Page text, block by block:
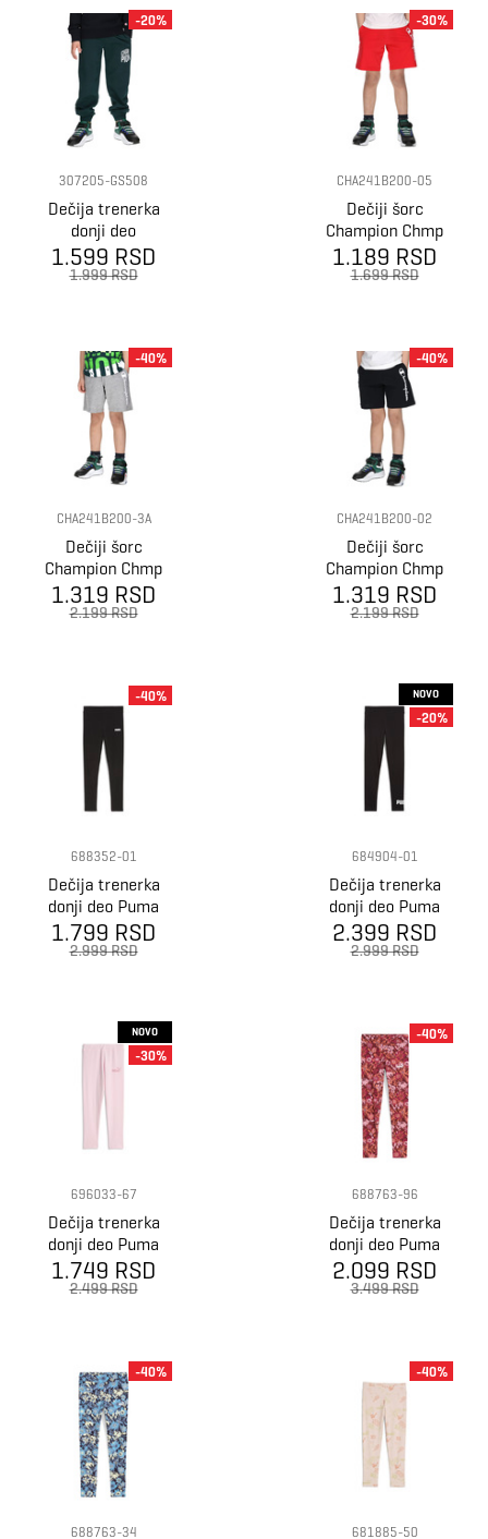
307205-GS508
Dečija trenerka
donji deo
Champion Surf
boy cuffed
1.599 RSD
1.999 RSD
-20%
CHA241B200-05
Dečiji šorc
Champion Chmp
shorts
1.189 RSD
1.699 RSD
-30%
CHA241B200-3A
Dečiji šorc
Champion Chmp
shorts
1.319 RSD
2.199 RSD
-40%
CHA241B200-02
Dečiji šorc
Champion Chmp
shorts
1.319 RSD
2.199 RSD
-40%
688352-01
Dečija trenerka
donji deo Puma
Ess Logo
Leggings G
1.799 RSD
2.999 RSD
-40%
684904-01
Dečija trenerka
donji deo Puma
Ess No. 1 Logo
Leggings G
2.399 RSD
2.999 RSD
NOVO
-20%
696033-67
Dečija trenerka
donji deo Puma
Ess logo
leggings pre-
1.749 RSD
2.499 RSD
NOVO
-30%
688763-96
Dečija trenerka
donji deo Puma
Ess nature 2.0
aop leggings g
2.099 RSD
3.499 RSD
-40%
688763-34
-40%
681885-50
-40%